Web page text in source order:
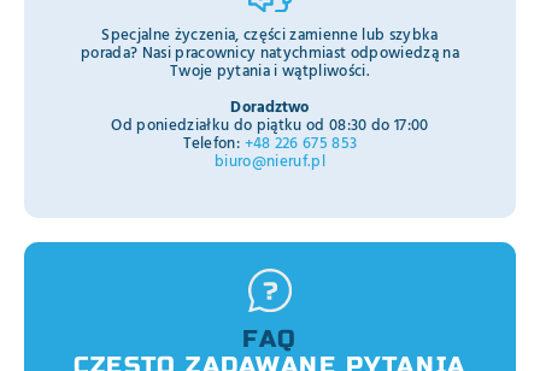
Specjalne życzenia, części zamienne lub szybka
porada? Nasi pracownicy natychmiast odpowiedzą na
Twoje pytania i wątpliwości.
Doradztwo
Od poniedziałku do piątku od 08:30 do 17:00
Telefon:+48 226 675 853
biuro@nieruf.pl
FAQ